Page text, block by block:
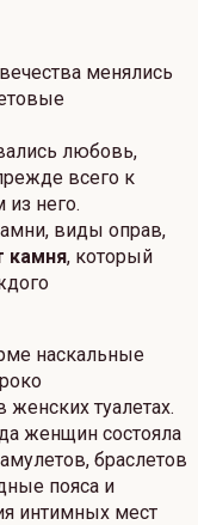
менялись
любовь,
всего к
него.
виды оправ,
камня, который
наскальные
туалетах.
женщин состояла
браслетов
пояса и
интимных мест